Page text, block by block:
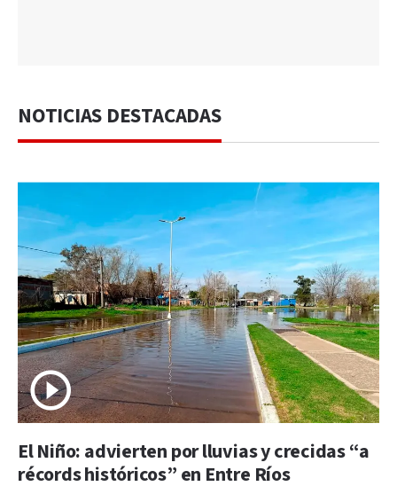
NOTICIAS DESTACADAS
El Niño: advierten por lluvias y crecidas “a
récords históricos” en Entre Ríos